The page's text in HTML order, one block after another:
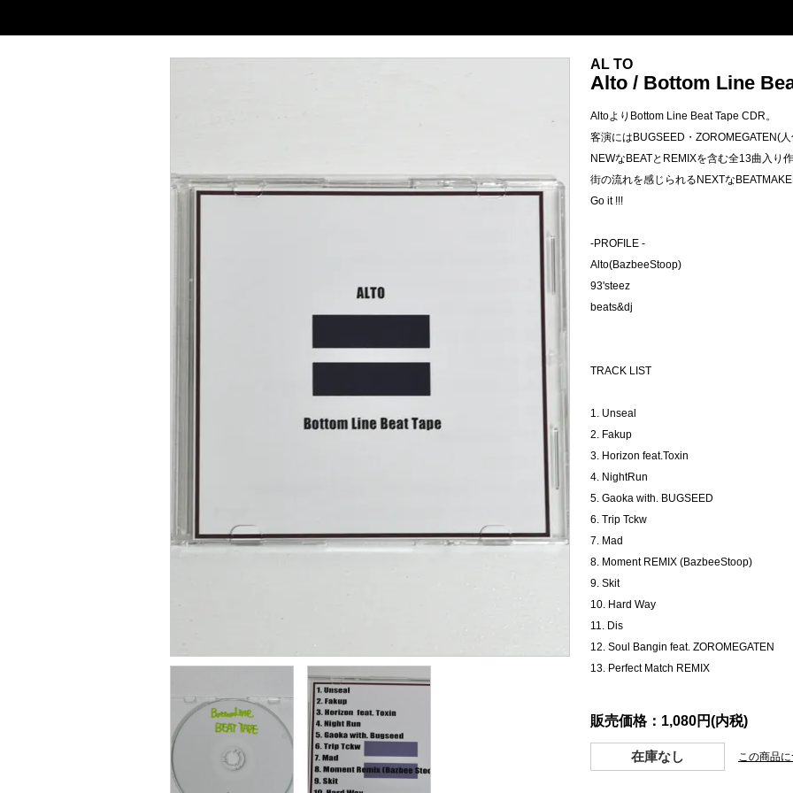
AL TO
Alto / Bottom Line
AltoよりBottom Line Beat Tape CDR。
客演にはBUGSEED・ZOROMEGATEN(
NEWなBEATとREMIXを含む全13曲入り作
街の流れを感じられるNEXTな
Go it !!!
-PROFILE -
Alto(BazbeeStoop)
93'steez
beats&dj
TRACK LIST
1. Unseal
2. Fakup
3. Horizon feat.Toxin
4. NightRun
5. Gaoka with. BUGSEED
6. Trip Tckw
7. Mad
8. Moment REMIX (BazbeeStoop)
9. Skit
10. Hard Way
11. Dis
12. Soul Bangin feat. ZOROMEGATEN
13. Perfect Match REMIX
販売価格：1,080円(内税)
在庫なし この商品